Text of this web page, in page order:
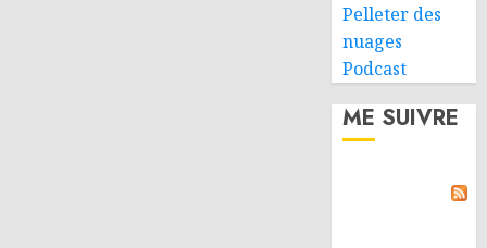
Pelleter des
nuages
Podcast
ME SUIVRE